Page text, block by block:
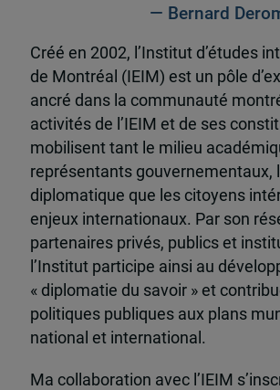
— Bernard
Créé en 2002, l’Institut d’études
de Montréal (IEIM) est un pôle
ancré dans la communauté
activités de l’IEIM et de ses
mobilisent tant le milieu
représentants gouvernementaux,
diplomatique que les citoyens
enjeux internationaux. Par son
partenaires privés, publics et
l’Institut participe ainsi au
« diplomatie du savoir » et
politiques publiques aux plans
national et international.
Ma collaboration avec l’IEIM